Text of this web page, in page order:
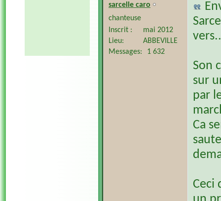
sarcelle caro
chanteuse
Inscrit
mai 2012
Lieu
ABBEVILLE
Messages
1 632
Son
sur
par
Ca
Ceci